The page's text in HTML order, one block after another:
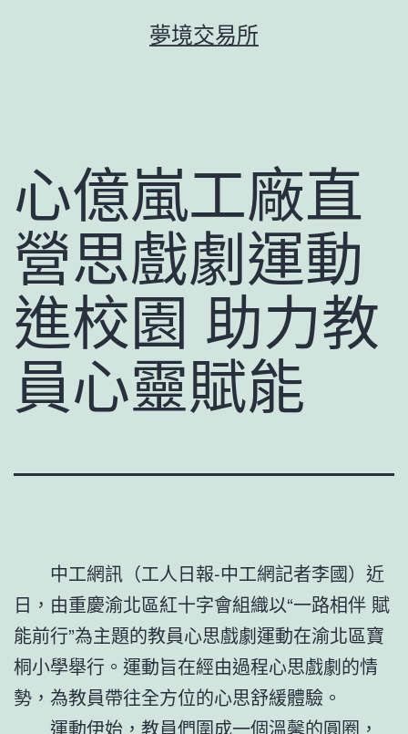
夢境交易所
心億嵐工廠直
營思戲劇運動
進校園 助力教
員心靈賦能
中工網訊（工人日報-中工網記者李國）近
日，由重慶渝北區紅十字會組織以“一路相伴 賦
能前行”為主題的教員心思戲劇運動在渝北區寶
桐小學舉行。運動旨在經由過程心思戲劇的情
勢，為教員帶往全方位的心思舒緩體驗。
運動伊始，教員們圍成一個溫馨的圓圈，